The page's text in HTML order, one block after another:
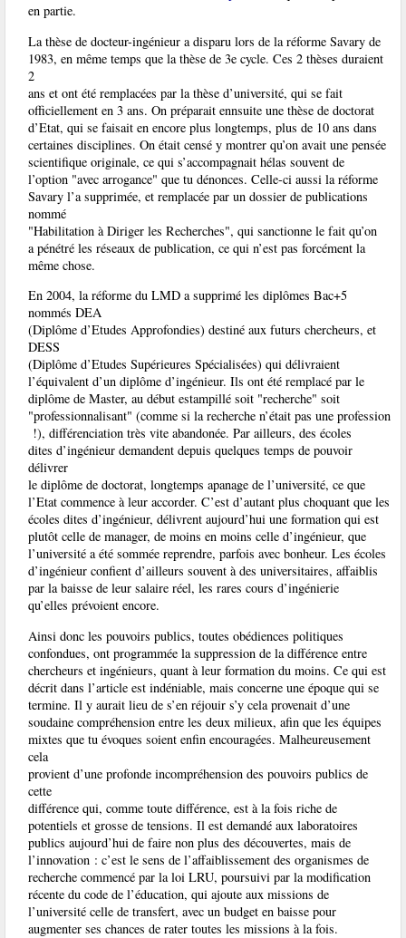
en partie.
La thèse de docteur-ingénieur a disparu lors de la réforme Savary de
1983, en même temps que la thèse de 3e cycle. Ces 2 thèses duraient
2
ans et ont été remplacées par la thèse d’université, qui se fait
officiellement en 3 ans. On préparait ennsuite une thèse de doctorat
d’Etat, qui se faisait en encore plus longtemps, plus de 10 ans dans
certaines disciplines. On était censé y montrer qu’on avait une pensée
scientifique originale, ce qui s’accompagnait hélas souvent de
l’option "avec arrogance" que tu dénonces. Celle-ci aussi la réforme
Savary l’a supprimée, et remplacée par un dossier de publications
nommé
"Habilitation à Diriger les Recherches", qui sanctionne le fait qu’on
a pénétré les réseaux de publication, ce qui n’est pas forcément la
même chose.
En 2004, la réforme du LMD a supprimé les diplômes Bac+5
nommés DEA
(Diplôme d’Etudes Approfondies) destiné aux futurs chercheurs, et
DESS
(Diplôme d’Etudes Supérieures Spécialisées) qui délivraient
l’équivalent d’un diplôme d’ingénieur. Ils ont été remplacé par le
diplôme de Master, au début estampillé soit "recherche" soit
"professionnalisant" (comme si la recherche n’était pas une profession
!), différenciation très vite abandonée. Par ailleurs, des écoles
dites d’ingénieur demandent depuis quelques temps de pouvoir
délivrer
le diplôme de doctorat, longtemps apanage de l’université, ce que
l’Etat commence à leur accorder. C’est d’autant plus choquant que les
écoles dites d’ingénieur, délivrent aujourd’hui une formation qui est
plutôt celle de manager, de moins en moins celle d’ingénieur, que
l’université a été sommée reprendre, parfois avec bonheur. Les écoles
d’ingénieur confient d’ailleurs souvent à des universitaires, affaiblis
par la baisse de leur salaire réel, les rares cours d’ingénierie
qu’elles prévoient encore.
Ainsi donc les pouvoirs publics, toutes obédiences politiques
confondues, ont programmée la suppression de la différence entre
chercheurs et ingénieurs, quant à leur formation du moins. Ce qui est
décrit dans l’article est indéniable, mais concerne une époque qui se
termine. Il y aurait lieu de s’en réjouir s’y cela provenait d’une
soudaine compréhension entre les deux milieux, afin que les équipes
mixtes que tu évoques soient enfin encouragées. Malheureusement
cela
provient d’une profonde incompréhension des pouvoirs publics de
cette
différence qui, comme toute différence, est à la fois riche de
potentiels et grosse de tensions. Il est demandé aux laboratoires
publics aujourd’hui de faire non plus des découvertes, mais de
l’innovation : c’est le sens de l’affaiblissement des organismes de
recherche commencé par la loi LRU, poursuivi par la modification
récente du code de l’éducation, qui ajoute aux missions de
l’université celle de transfert, avec un budget en baisse pour
augmenter ses chances de rater toutes les missions à la fois.